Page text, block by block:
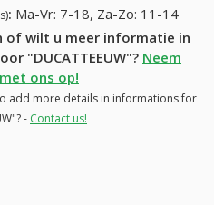
: Ma-Vr: 7-18, Za-Zo: 11-14
of wilt u meer informatie in
"DUCATTEEUW"? Neem
ons op!
add more details in informations for
- Contact us!